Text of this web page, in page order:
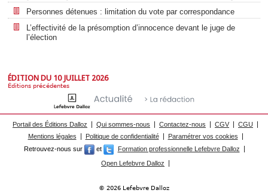
Personnes détenues : limitation du vote par correspondance
L’effectivité de la présomption d’innocence devant le juge de
l’élection
ÉDITION DU 10 JUILLET 2026
Éditions précédentes
Portail des Éditions Dalloz Qui sommes-nous Contactez-nous CGV
CGU
Mentions légales
Politique de confidentialité
Paramétrer vos cookies
Retrouvez-nous sur
et
Formation professionnelle Lefebvre Dalloz
Open Lefebvre Dalloz
© 2026 Lefebvre Dalloz